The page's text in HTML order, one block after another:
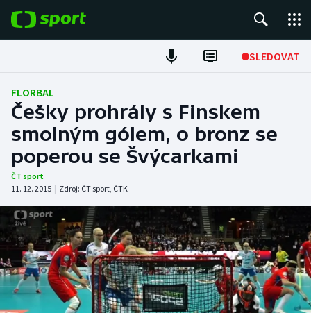
SLEDOVAT
Fotbal
Hokej
Tenis
Atletika
Cyklistika
DALŠÍ SPORTY
Americký fotbal
NEPŘEHLÉDNĚTE
FLORBAL
Češky prohrály s Finskem
smolným gólem, o bronz se
poperou se Švýcarkami
ČT sport
11. 12. 2015 | Zdroj: ČT sport, ČTK